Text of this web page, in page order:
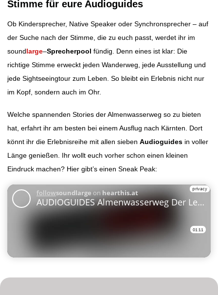
Stimme für eure Audioguides
Ob Kindersprecher, Native Speaker oder Synchronsprecher – auf
der Suche nach der Stimme, die zu euch passt, werdet ihr im
soundlarge–Sprecherpool fündig. Denn eines ist klar: Die
richtige Stimme erweckt jeden Wanderweg, jede Ausstellung und
jede Sightseeingtour zum Leben. So bleibt ein Erlebnis nicht nur
im Kopf, sondern auch im Ohr.
Welche spannenden Stories der Almenwasserweg so zu bieten
hat, erfahrt ihr am besten bei einem Ausflug nach Kärnten. Dort
könnt ihr die Erlebnisreihe mit allen sieben Audioguides in voller
Länge genießen. Ihr wollt euch vorher schon einen kleinen
Eindruck machen? Hier gibt’s einen Sneak Peak: